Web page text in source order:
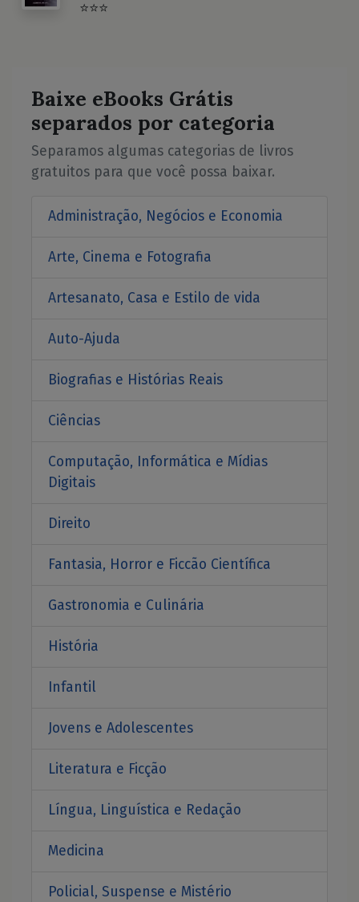
⭐⭐⭐
Baixe eBooks Grátis
separados por categoria
Separamos algumas categorias de livros
gratuitos para que você possa baixar.
Administração, Negócios e Economia
Arte, Cinema e Fotografia
Artesanato, Casa e Estilo de vida
Auto-Ajuda
Biografias e Histórias Reais
Ciências
Computação, Informática e Mídias
Digitais
Direito
Fantasia, Horror e Ficcão Científica
Gastronomia e Culinária
História
Infantil
Jovens e Adolescentes
Literatura e Ficção
Língua, Linguística e Redação
Medicina
Policial, Suspense e Mistério